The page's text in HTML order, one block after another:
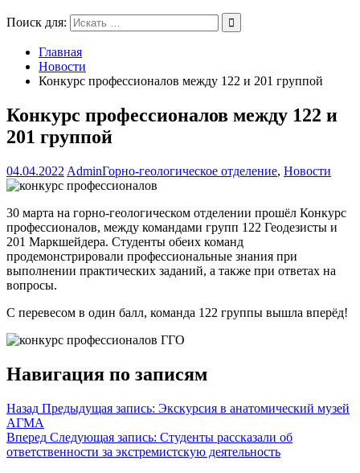
Поиск для:
Главная
Новости
Конкурс профессионалов между 122 и 201 группой
Конкурс профессионалов между 122 и
201 группой
04.04.2022 AdminГорно-геологическое отделение, Новости
30 марта на горно-геологическом отделении прошёл Конкурс
профессионалов, между командами групп 122 Геодезисты и
201 Маркшейдера. Студенты обеих команд
продемонстрировали профессиональные знания при
выполнении практических заданий, а также при ответах на
вопросы.
С перевесом в один балл, команда 122 группы вышла вперёд!
Навигация по записям
Назад Предыдущая запись: Экскурсия в анатомический музей
АГМА
Вперед Следующая запись: Студенты рассказали об
ответственности за экстремистскую деятельность